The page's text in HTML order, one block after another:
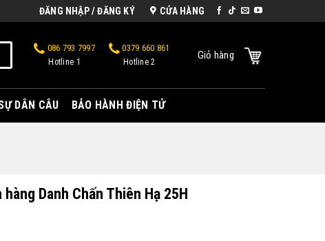
ĐĂNG NHẬP / ĐĂNG KÝ CỬA HÀNG
086 793 7997
Hotline 1
0379 660 861
Hotline 2
Giỏ hàng
DÂN CÂU BẢO HÀNH ĐIỆN TỬ
Danh Chấn Thiên Hạ 25H